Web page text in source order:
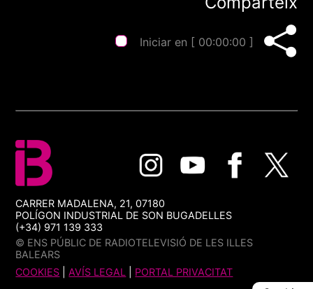
Iniciar en [ 00:00:00 ]
CARRER MADALENA, 21, 07180
POLÍGON INDUSTRIAL DE SON BUGADELLES
(+34) 971 139 333
© ENS PÚBLIC DE RADIOTELEVISIÓ DE LES ILLES
BALEARS
COOKIES |AVÍS LEGAL PORTAL PRIVACITAT